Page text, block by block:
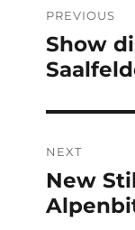
navigation
PREVIOUS
Previous
post:
Show
NEXT
Next
post:
New